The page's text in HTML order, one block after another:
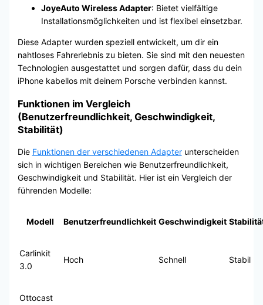
JoyeAuto Wireless Adapter: Bietet vielfältige
Installationsmöglichkeiten und ist flexibel einsetzbar.
Diese Adapter wurden speziell entwickelt, um dir ein
nahtloses Fahrerlebnis zu bieten. Sie sind mit den neuesten
Technologien ausgestattet und sorgen dafür, dass du dein
iPhone kabellos mit deinem Porsche verbinden kannst.
Funktionen im Vergleich
(Benutzerfreundlichkeit, Geschwindigkeit,
Stabilität)
Die Funktionen der verschiedenen Adapterunterscheiden
sich in wichtigen Bereichen wie Benutzerfreundlichkeit,
Geschwindigkeit und Stabilität. Hier ist ein Vergleich der
führenden Modelle:
Modell Benutzerfreundlichkeit Geschwindigkeit
Carlinkit
3.0
Hoch Schnell Stabil
Ottocast